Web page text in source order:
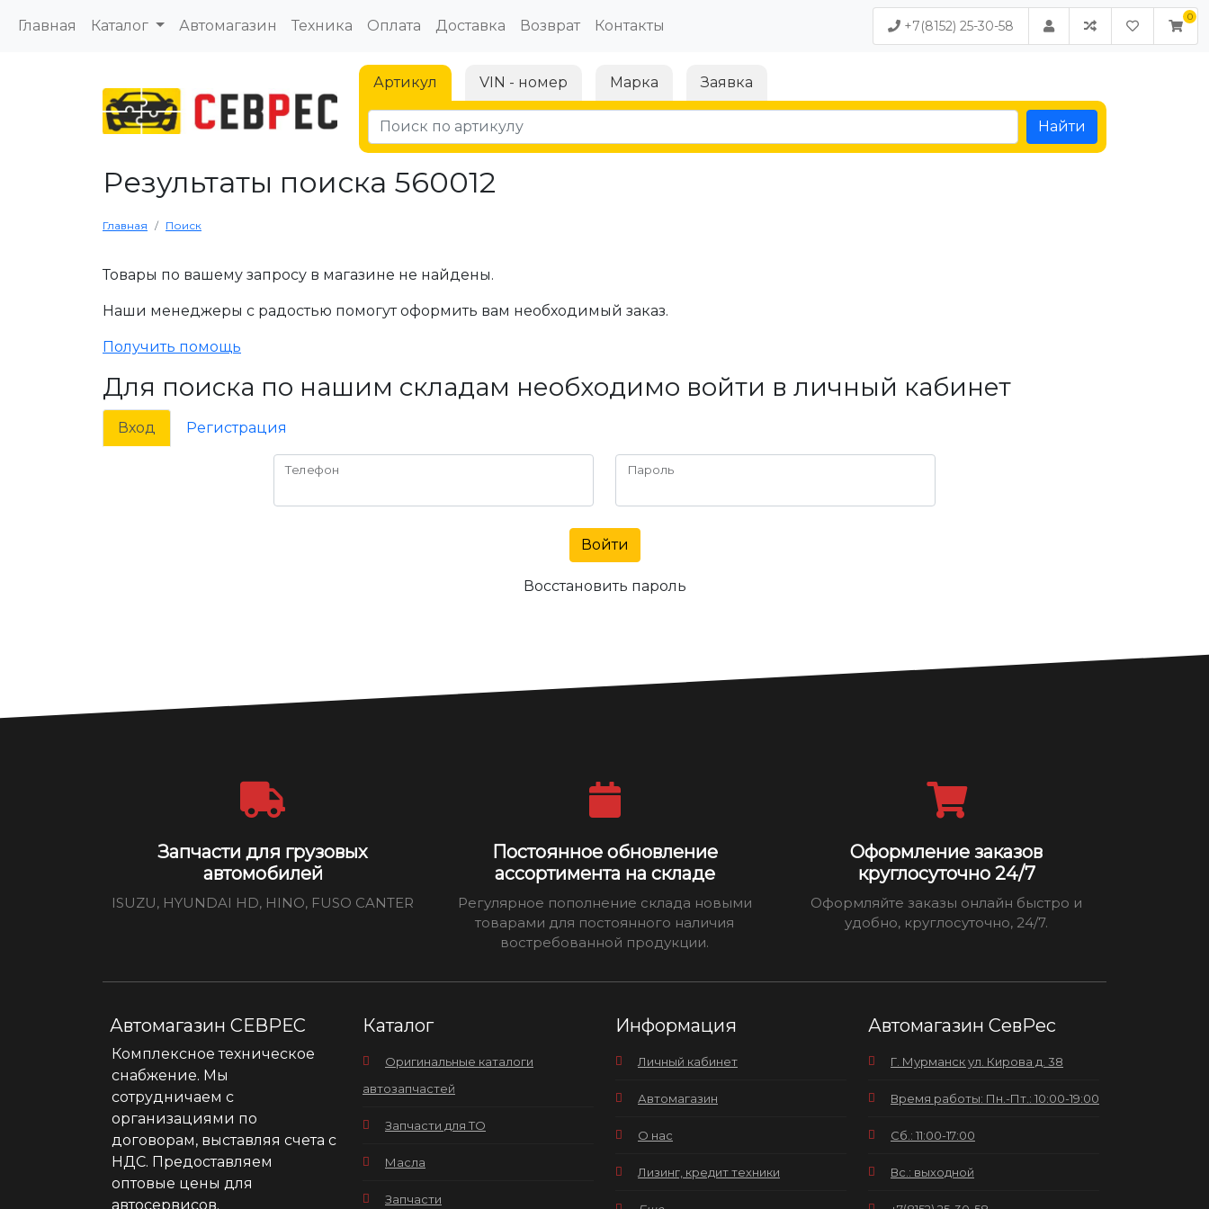
Главная Каталог Автомагазин Техника Оплата Доставка Возврат Контакты +7(8152) 25-30-58
Артикул VIN - номер Марка Заявка
Найти
Результаты поиска 560012
Главная Поиск
Товары по вашему запросу в магазине не найдены.
Наши менеджеры с радостью помогут оформить вам необходимый заказ.
Получить помощь
Для поиска по нашим складам необходимо войти в личный кабинет
Вход Регистрация
Телефон Пароль
Войти
Восстановить пароль
Запчасти для грузовых
автомобилей
ISUZU, HYUNDAI HD, HINO, FUSO CANTER
Постоянное обновление
ассортимента на складе
Регулярное пополнение склада новыми
товарами для постоянного наличия
востребованной продукции.
Оформление заказов
круглосуточно 24/7
Оформляйте заказы онлайн быстро и
удобно, круглосуточно, 24/7.
Автомагазин СЕВРЕС
Комплексное техническое
снабжение. Мы
сотрудничаем с
организациями по
договорам, выставляя счета с
НДС. Предоставляем
оптовые цены для
автосервисов.
Каталог
Оригинальные каталоги
автозапчастей
Запчасти для ТО
Масла
Запчасти
Информация
Личный кабинет
Автомагазин
О нас
Лизинг, кредит техники
Автомагазин СевРес
Г. Мурманск ул. Кирова д. 38
Время работы: Пн.-Пт.: 10:00-19:00
Сб.: 11:00-17:00
Вс.: выходной